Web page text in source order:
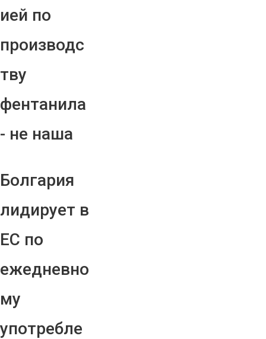
ией по
производс
тву
фентанила
- не наша
Болгария
лидирует в
ЕС по
ежедневно
му
употребле